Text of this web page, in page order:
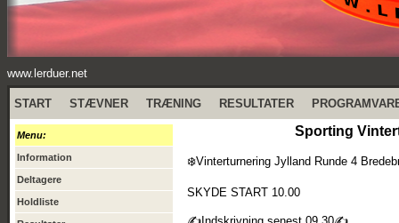
www.lerduer.net
START STÆVNER TRÆNING RESULTATER
Menu:
Information
Deltagere
Holdliste
Sporting
❄️Vinterturnering Jylland Runde 4
SKYDE START 10.00